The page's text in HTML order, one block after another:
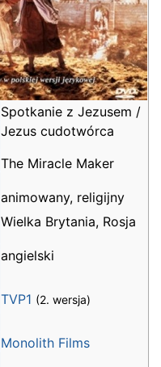
Spotkanie z Jezusem /
Jezus cudotwórca
The Miracle Maker
animowany, religijny
Wielka Brytania, Rosja
angielski
TVP1 (2. wersja)
Monolith Films